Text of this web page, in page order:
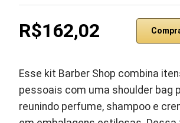
R$162,02
Esse kit Barber Shop combina
pessoais com uma shoulder bag
reunindo perfume, shampoo e